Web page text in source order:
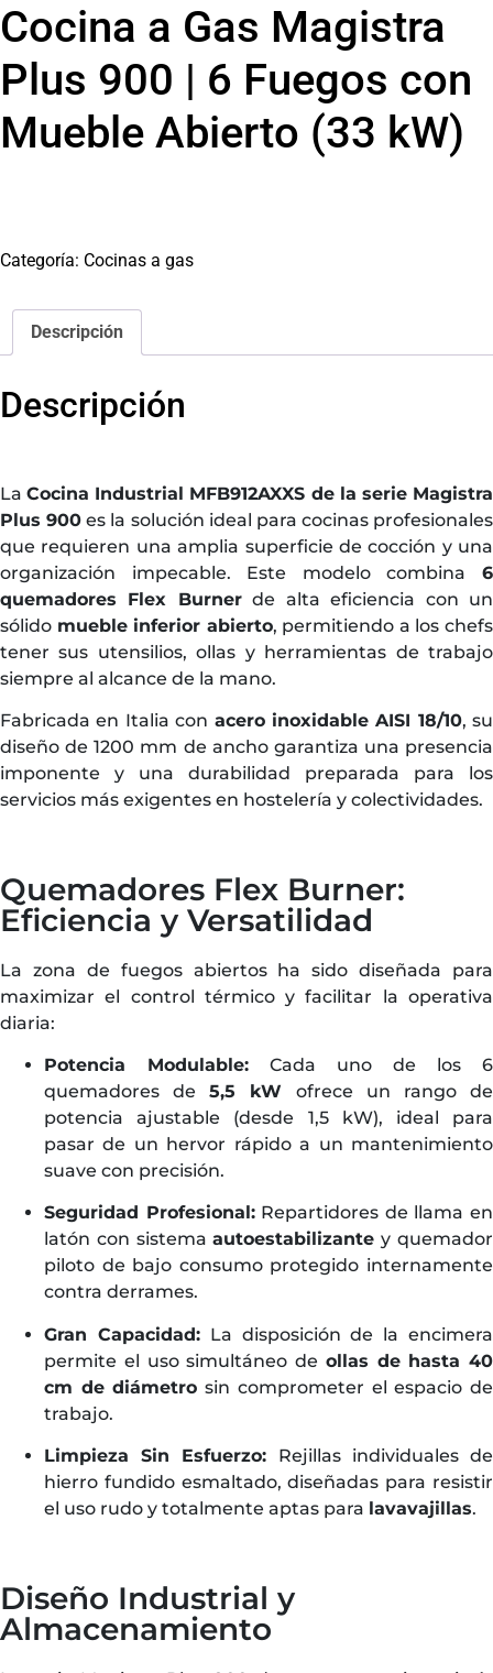
Cocina a Gas Magistra
Plus 900 | 6 Fuegos con
Mueble Abierto (33 kW)
Categoría: Cocinas a gas
Descripción
Descripción
LaCocina Industrial MFB912AXXS de la serie Magistra
Plus 900 es la solución ideal para cocinas profesionales
que requieren una amplia superficie de cocción y una
organización impecable. Este modelo combina 6
quemadores Flex Burnerde alta eficiencia con un
sólido mueble inferior abierto, permitiendo a los chefs
tener sus utensilios, ollas y herramientas de trabajo
siempre al alcance de la mano.
Fabricada en Italia con acero inoxidable AISI 18/10, su
diseño de 1200 mm de ancho garantiza una presencia
imponente y una durabilidad preparada para los
servicios más exigentes en hostelería y colectividades.
Quemadores Flex Burner:
Eficiencia y Versatilidad
La zona de fuegos abiertos ha sido diseñada para
maximizar el control térmico y facilitar la operativa
diaria:
Potencia Modulable: Cada uno de los 6
quemadores de5,5 kW ofrece un rango de
potencia ajustable (desde 1,5 kW), ideal para
pasar de un hervor rápido a un mantenimiento
suave con precisión.
Seguridad Profesional:Repartidores de llama en
latón con sistemaautoestabilizante y quemador
piloto de bajo consumo protegido internamente
contra derrames.
Gran Capacidad:La disposición de la encimera
permite el uso simultáneo de ollas de hasta 40
cm de diámetro sin comprometer el espacio de
trabajo.
Limpieza Sin Esfuerzo: Rejillas individuales de
hierro fundido esmaltado, diseñadas para resistir
el uso rudo y totalmente aptas para lavavajillas.
Diseño Industrial y
Almacenamiento